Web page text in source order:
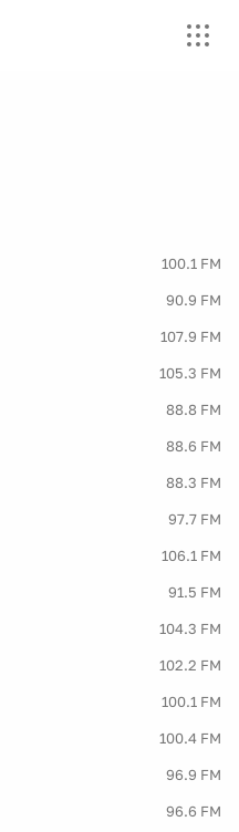
100.1 FM
90.9 FM
107.9 FM
105.3 FM
88.8 FM
88.6 FM
88.3 FM
97.7 FM
106.1 FM
91.5 FM
104.3 FM
102.2 FM
100.1 FM
100.4 FM
96.9 FM
96.6 FM